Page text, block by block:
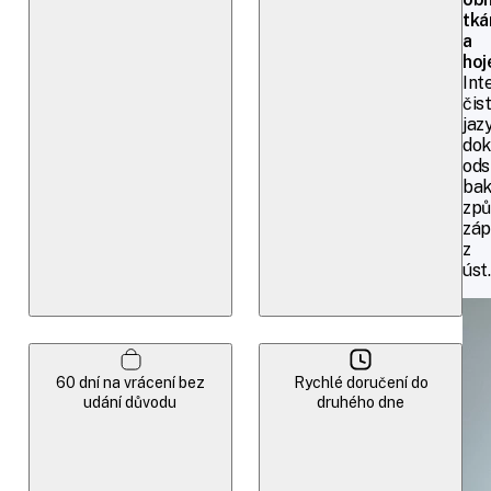
60 dní na vrácení bez
udání důvodu
Rychlé doručení do
druhého dne
a
z